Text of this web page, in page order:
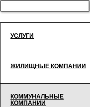
УСЛУГИ
ЖИЛИЩНЫЕ КОМПАНИИ
КОММУНАЛЬНЫЕ
КОМПАНИИ